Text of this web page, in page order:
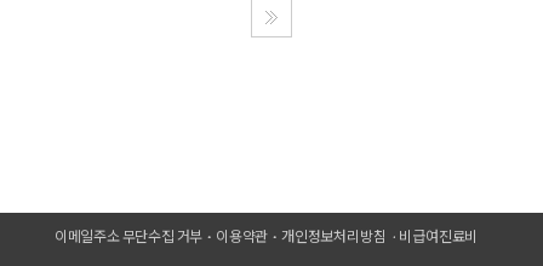
이메일주소 무단수집 거부 이용약관 개인정보처리방침 비급여진료비